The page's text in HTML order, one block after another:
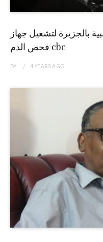
بالجزيرة لتشغيل جهاز
فحص الدم cbc
BY 4 YEARSAGO